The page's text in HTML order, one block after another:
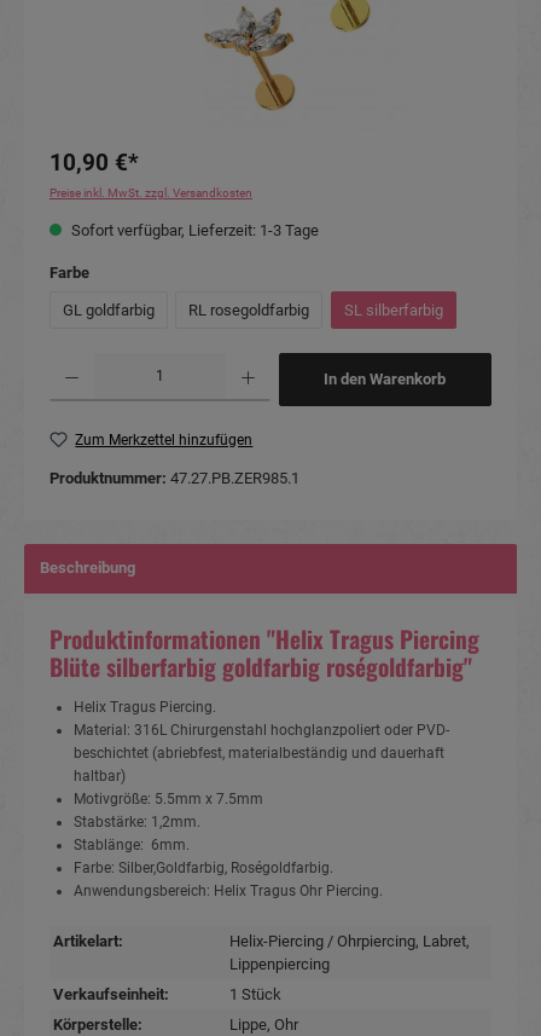
10,90 €*
Preise inkl. MwSt. zzgl. Versandkosten
Sofort verfügbar, Lieferzeit: 1-3 Tage
Farbeauswählen
GL goldfarbig RL rosegoldfarbig SL silberfarbig
In den Warenkorb
Zum Merkzettel hinzufügen
Produktnummer: 47.27.PB.ZER985.1
Beschreibung
Produktinformationen "Helix Tragus Piercing
Blüte silberfarbig goldfarbig roségoldfarbig"
Helix Tragus Piercing.
Material: 316L Chirurgenstahl hochglanzpoliert oder PVD-
beschichtet (abriebfest, materialbeständig und dauerhaft
haltbar)
Motivgröße: 5.5mm x 7.5mm
Stabstärke: 1,2mm.
Stablänge: 6mm.
Farbe: Silber,Goldfarbig, Roségoldfarbig.
Anwendungsbereich: Helix Tragus Ohr Piercing.
Artikelart: Helix-Piercing / Ohrpiercing, Labret,
Lippenpiercing
Verkaufseinheit:
1 Stück
Körperstelle:
Lippe, Ohr